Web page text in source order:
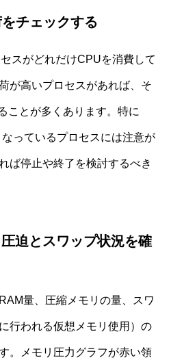
チェックする
スがどれだけCPUを消費して
が高いプロセスがあれば、そ
ことが多くあります。特に
っているプロセスには注意が
ば停止や終了を検討するべき
迫とスワップ状況を確
量、圧縮メモリの量、スワ
行われる仮想メモリ使用）の
。メモリ圧力グラフが赤い領